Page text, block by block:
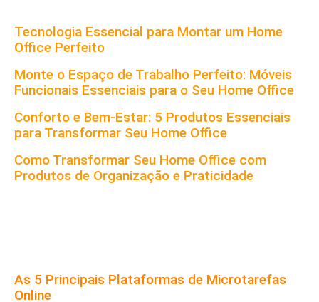
Tecnologia Essencial para Montar um Home
Office Perfeito
Monte o Espaço de Trabalho Perfeito: Móveis
Funcionais Essenciais para o Seu Home Office
Conforto e Bem-Estar: 5 Produtos Essenciais
para Transformar Seu Home Office
Como Transformar Seu Home Office com
Produtos de Organização e Praticidade
As 5 Principais Plataformas de Microtarefas
Online